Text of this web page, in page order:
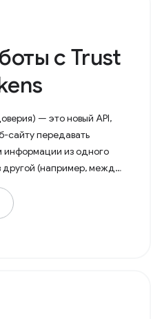
с Trust
— это новый API,
сайту передавать
информации из одного
другой (например, между
мошенничеством без
отслеживания.